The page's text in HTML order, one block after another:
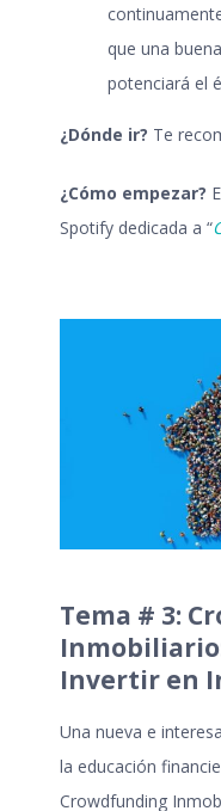
que una
potenciará el
¿Dónde ir? Te
¿Cómo empezar?
Spotify dedicada a “
Tema # 3:
Invertir en
Una nueva e
la educación
Crowdfunding